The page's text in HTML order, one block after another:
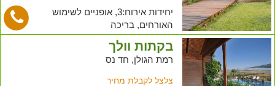
יחידות אירוח:3, אופניים לשימוש
האורחים, בריכה
בקתות וולך
רמת הגולן, חד נס
צלצל לקבלת מחיר